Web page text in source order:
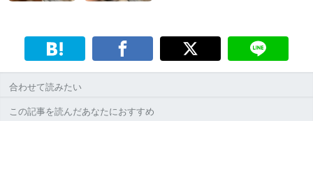
合わせて読みたい
この記事を読んだあなたにおすすめ